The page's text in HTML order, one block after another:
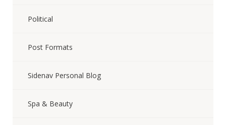
Political
Post Formats
Sidenav Personal Blog
Spa & Beauty